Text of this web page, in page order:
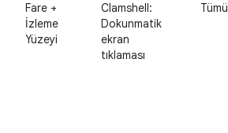
Fare +
İzleme
Yüzeyi
Clamshell:
Dokunmatik
ekran
tıklaması
Tümü